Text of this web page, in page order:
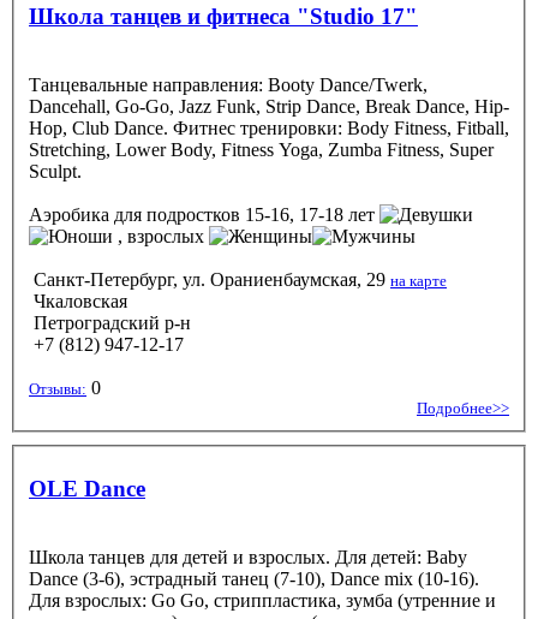
Школа танцев и фитнеса "Studio 17"
Танцевальные направления: Booty Dance/Twerk,
Dancehall, Go-Go, Jazz Funk, Strip Dance, Break Dance, Hip-
Hop, Club Dance. Фитнес тренировки: Body Fitness, Fitball,
Stretching, Lower Body, Fitness Yoga, Zumba Fitness, Super
Sculpt.
Аэробика для подростков 15-16, 17-18 лет
, взрослых
Санкт-Петербург, ул. Ораниенбаумская, 29 на карте
Чкаловская
Петроградский р-н
+7 (812) 947-12-17
Отзывы: 0
Подробнее>>
OLE Dance
Школа танцев для детей и взрослых. Для детей: Baby
Dance (3-6), эстрадный танец (7-10), Dance mix (10-16).
Для взрослых: Go Go, стриппластика, зумба (утренние и